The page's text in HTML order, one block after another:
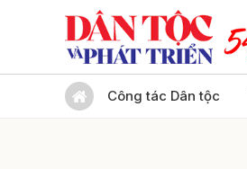
Công tác Dân tộc